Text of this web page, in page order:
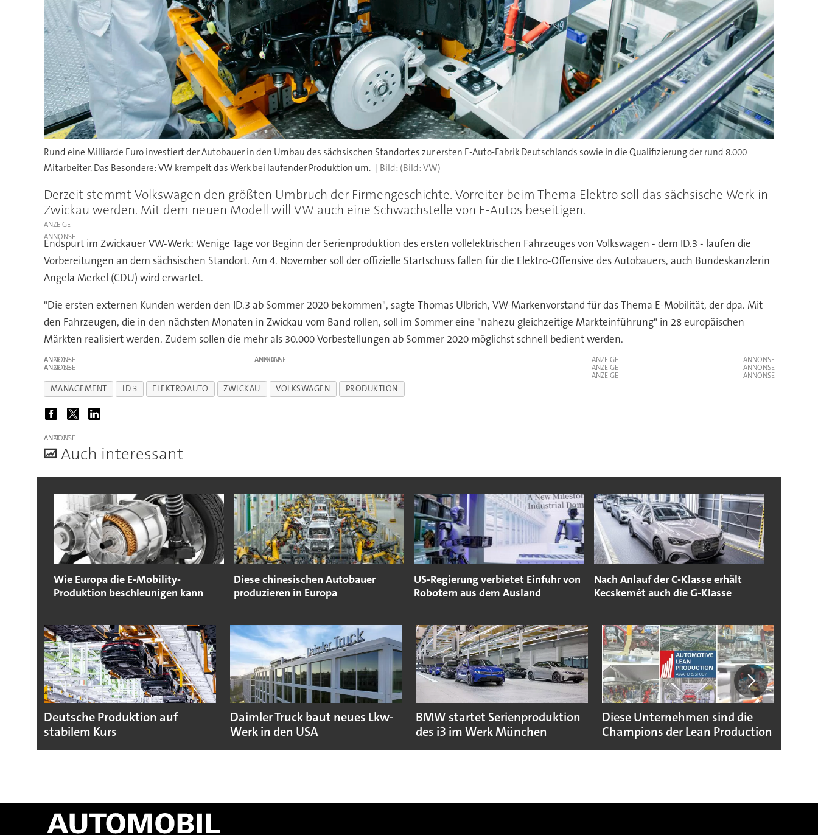
Rund eine Milliarde Euro investiert der Autobauer in den Umbau des sächsischen Standortes zur ersten E-Auto-Fabrik Deutschlands sowie in die Qualifizierung der rund 8.000
Mitarbeiter. Das Besondere: VW krempelt das Werk bei laufender Produktion um.
(Bild: VW)
Derzeit stemmt Volkswagen den größten Umbruch der Firmengeschichte. Vorreiter beim Thema Elektro soll das sächsische Werk in
Zwickau werden. Mit dem neuen Modell will VW auch eine Schwachstelle von E-Autos beseitigen.
ANZEIGE
Endspurt im Zwickauer VW-Werk: Wenige Tage vor Beginn der Serienproduktion des ersten vollelektrischen Fahrzeuges von Volkswagen - dem ID.3 - laufen die
Vorbereitungen an dem sächsischen Standort. Am 4. November soll der offizielle Startschuss fallen für die Elektro-Offensive des Autobauers, auch Bundeskanzlerin
Angela Merkel (CDU) wird erwartet.
"Die ersten externen Kunden werden den ID.3 ab Sommer 2020 bekommen", sagte Thomas Ulbrich, VW-Markenvorstand für das Thema E-Mobilität, der dpa. Mit
den Fahrzeugen, die in den nächsten Monaten in Zwickau vom Band rollen, soll im Sommer eine "nahezu gleichzeitige Markteinführung" in 28 europäischen
Märkten realisiert werden. Zudem sollen die mehr als 30.000 Vorbestellungen ab Sommer 2020 möglichst schnell bedient werden.
ANZEIGE ANZEIGE
ANZEIGE
ANZEIGE
ANZEIGE
ANZEIGE
MANAGEMENT ID.3 ELEKTROAUTO ZWICKAU VOLKSWAGEN PRODUKTION
ANZEIGE
Auch interessant
Wie Europa die E-Mobility-
Produktion beschleunigen kann
Diese chinesischen Autobauer
produzieren in Europa
US-Regierung verbietet Einfuhr von
Robotern aus dem Ausland
Nach Anlauf der C-Klasse erhält
Kecskemét auch die G-Klasse
Deutsche Produktion auf
stabilem Kurs
Daimler Truck baut neues Lkw-
Werk in den USA
BMW startet Serienproduktion
des i3 im Werk München
Diese Unternehmen sind die
Champions der Lean Production